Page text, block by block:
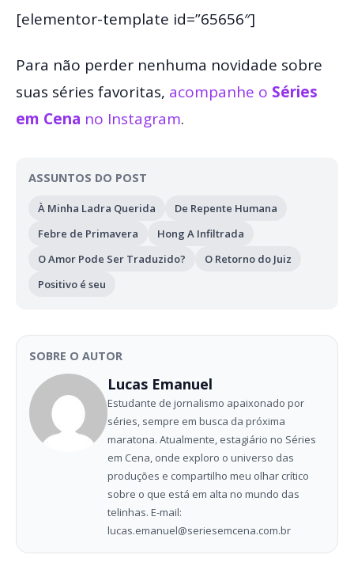
[elementor-template id=”65656″]
Para não perder nenhuma novidade sobre
suas séries favoritas, acompanhe o Séries
em Cena no Instagram.
ASSUNTOS DO POST
À Minha Ladra Querida
De Repente Humana
Febre de Primavera
Hong A Infiltrada
O Amor Pode Ser Traduzido?
O Retorno do Juiz
Positivo é seu
SOBRE O AUTOR
Lucas Emanuel
Estudante de jornalismo apaixonado por
séries, sempre em busca da próxima
maratona. Atualmente, estagiário no Séries
em Cena, onde exploro o universo das
produções e compartilho meu olhar crítico
sobre o que está em alta no mundo das
telinhas. E-mail:
lucas.emanuel@seriesemcena.com.br